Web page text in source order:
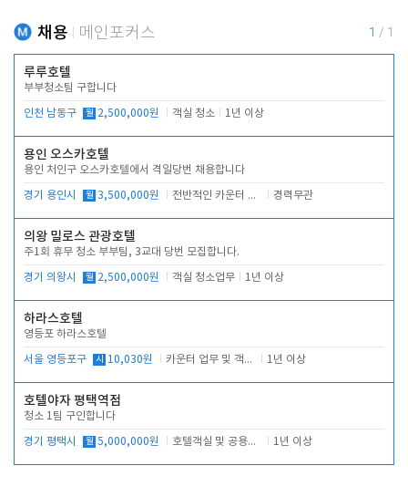
채용 메인포커스 1 / 1
루루호텔
부부청소팀 구합니다
인천 남동구 월 2,500,000원 객실 청소 1년 이상
용인 오스카호텔
용인 처인구 오스카호텔에서 격일당번 채용합니다
경기 용인시 월 3,500,000원 전반적인 카운터 업무 경력무관
의왕 밀로스 관광호텔
주1회 휴무 청소 부부팀, 3교대 당번 모집합니다.
경기 의왕시 월 2,500,000원 객실 청소업무 1년 이상
하라스호텔
영등포 하라스호텔
서울 영등포구 시 10,030원 카운터 업무 및 객실관리(청소상태 확인, 객실판매) 1년 이상
호텔야자 평택역점
청소 1팀 구인합니다
경기 평택시 월 5,000,000원 호텔객실 및 공용시설 청소 관리 1년 이상